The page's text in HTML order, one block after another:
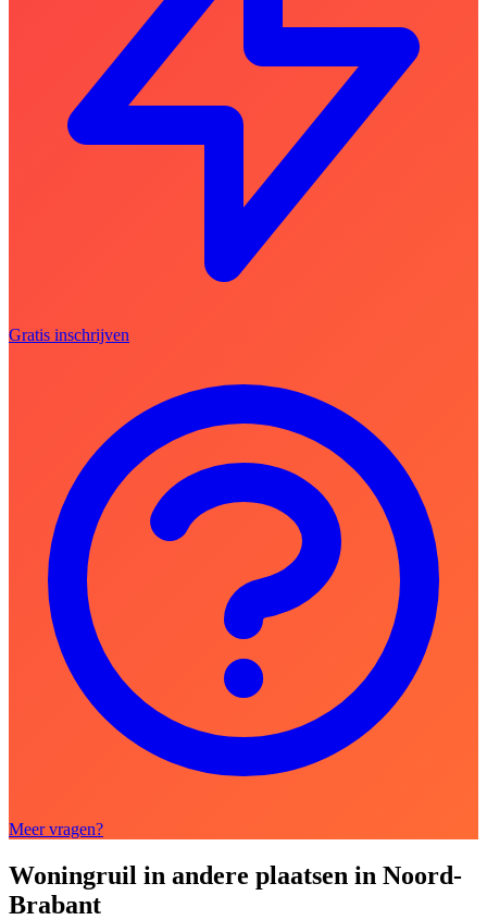
Gratis inschrijven
Meer vragen?
Woningruil in andere plaatsen in Noord-
Brabant